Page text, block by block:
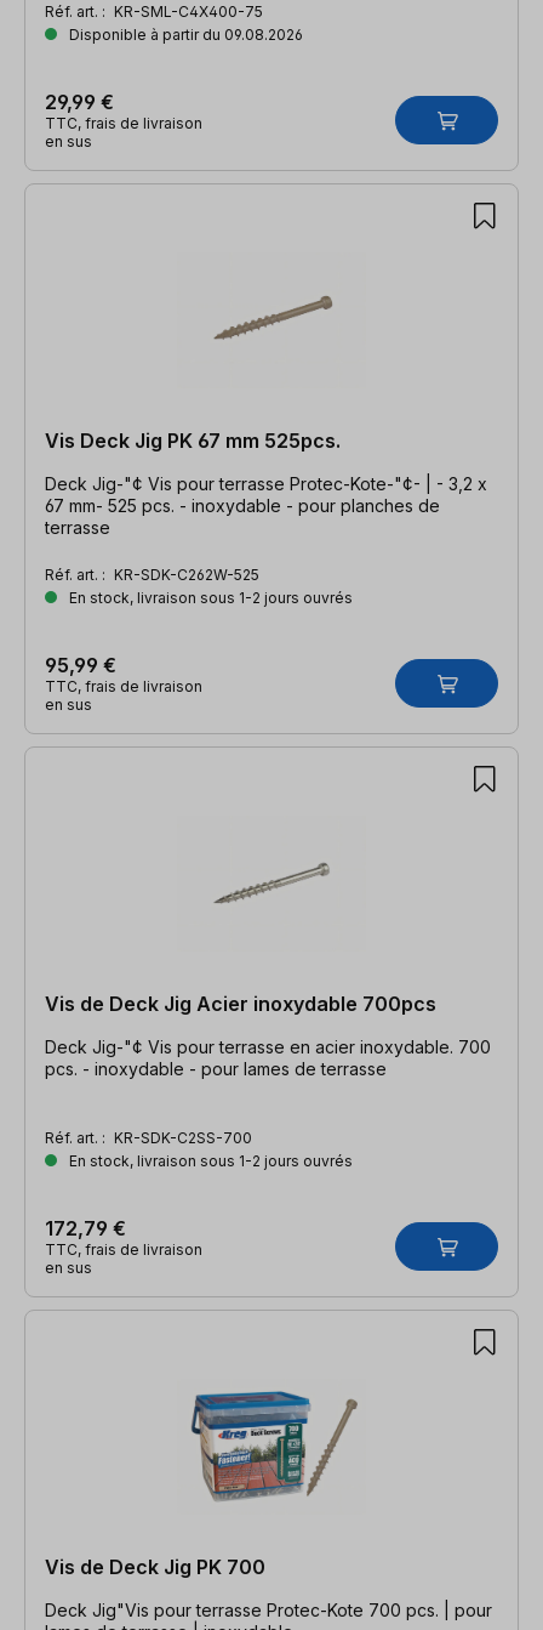
Réf. art. : KR-SML-C4X400-75
Disponible à partir du 09.08.2026
29,99 €
TTC, frais de livraison
en sus
Vis Deck Jig PK 67 mm 525pcs.
Deck Jig-"¢ Vis pour terrasse Protec-Kote-"¢- | - 3,2 x
67 mm- 525 pcs. - inoxydable - pour planches de
terrasse
Réf. art. : KR-SDK-C262W-525
En stock, livraison sous 1-2 jours ouvrés
95,99 €
TTC, frais de livraison
en sus
Vis de Deck Jig Acier inoxydable 700pcs
Deck Jig-"¢ Vis pour terrasse en acier inoxydable. 700
pcs. - inoxydable - pour lames de terrasse
Réf. art. : KR-SDK-C2SS-700
En stock, livraison sous 1-2 jours ouvrés
172,79 €
TTC, frais de livraison
en sus
Vis de Deck Jig PK 700
Deck Jig"Vis pour terrasse Protec-Kote 700 pcs. | pour